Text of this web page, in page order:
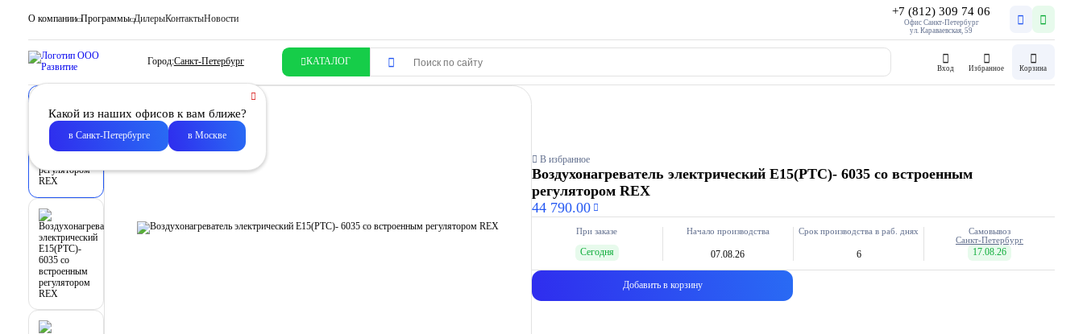
О компании Программы ДилерыКонтактыНовости
+7 (812) 309 74 06
Офис Санкт-Петербург
ул. Караваевская, 59
Город:Санкт-Петербург КАТАЛОГ
Вход Избранное Корзина
Какой из наших офисов к вам ближе?
в Санкт-Петербурге в Москве
В избранное
Воздухонагреватель электрический E15(PTC)- 6035 со встроенным
регулятором REX
44 790.00
При заказе
Сегодня
Начало производства
07.08.26
Срок производства в раб. днях
6
Самовывоз
Санкт-Петербург
17.08.26
Добавить в корзину